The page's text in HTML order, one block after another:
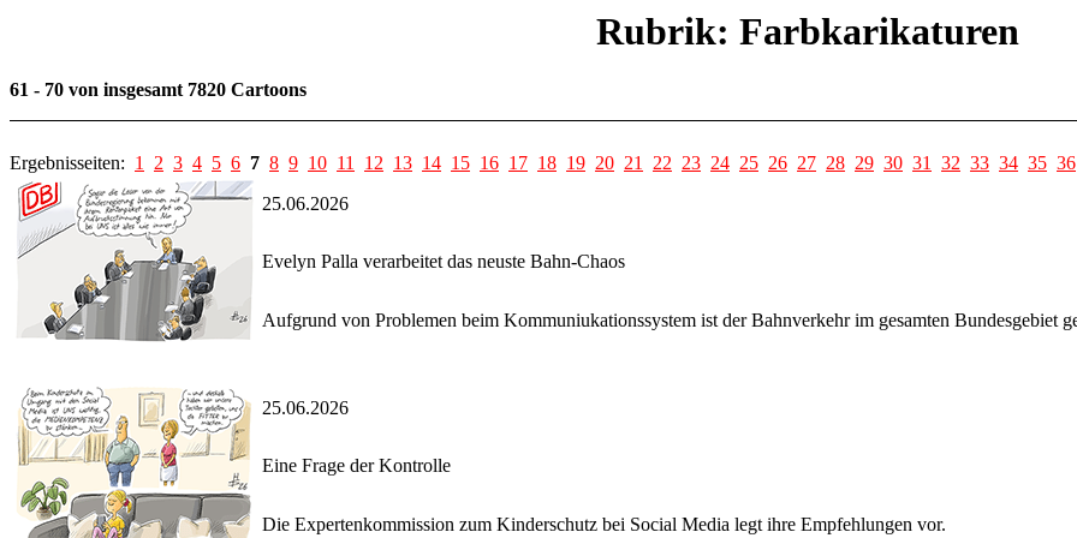
Rubrik: Farbkarikaturen
61 - 70 von insgesamt 7820 Cartoons
Ergebnisseiten: 1 2 3 4 5 6 7 8 9 10 11 12 13 14 15 16 17 18 19 20 21 22 23 24 25 26 27 28 29 30 31 32 33 34 35 36
25.06.2026
Evelyn Palla verarbeitet das neuste Bahn-Chaos
Aufgrund von Problemen beim Kommuniukationssystem ist der Bahnverkehr im gesamten Bundesgebiet
25.06.2026
Eine Frage der Kontrolle
Die Expertenkommission zum Kinderschutz bei Social Media legt ihre Empfehlungen vor.